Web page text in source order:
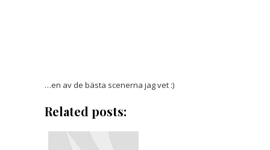
…en av de bästa scenerna jag vet :)
Related posts: